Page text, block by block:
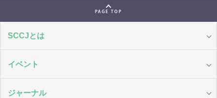
PAGE TOP
SCCJとは
イベント
ジャーナル